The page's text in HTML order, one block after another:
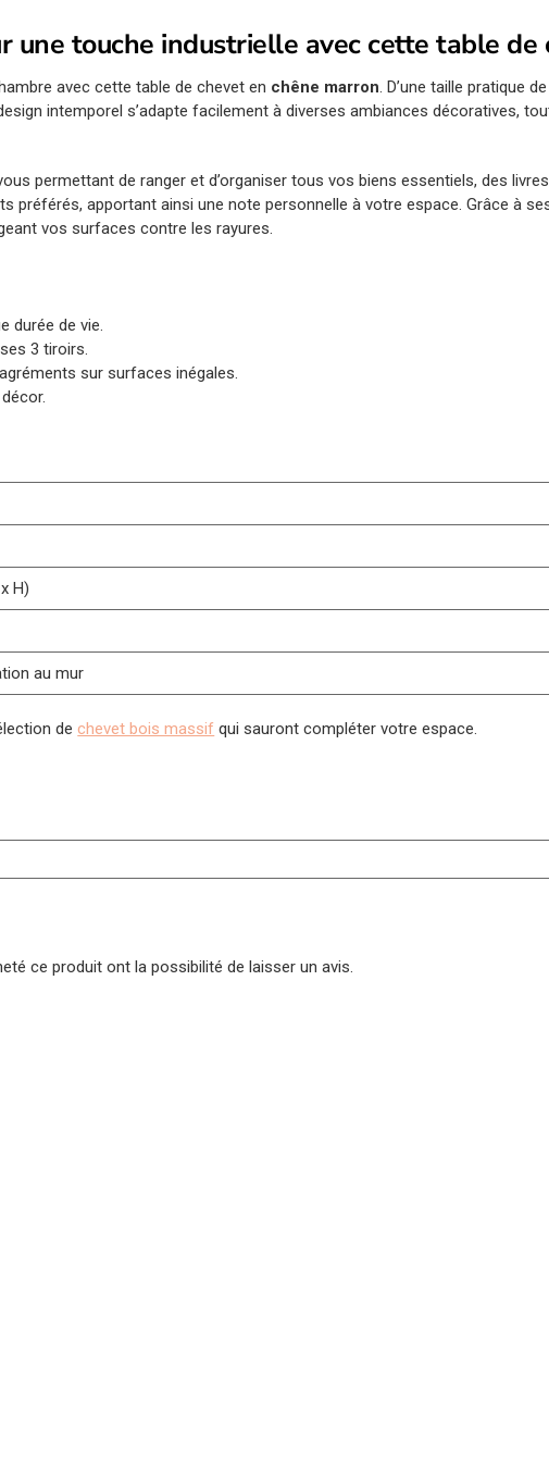
une touche industrielle avec cette table de
avec cette table de chevet en chêne marron. D’une taille pratique
intemporel s’adapte facilement à diverses ambiances décoratives,
permettant de ranger et d’organiser tous vos biens essentiels, des
préférés, apportant ainsi une note personnelle à votre espace. Grâce à
vos surfaces contre les rayures.
durée de vie.
3 tiroirs.
sur surfaces inégales.
H)
au mur
dechevet bois massif qui sauront compléter votre espace.
ce produit ont la possibilité de laisser un avis.